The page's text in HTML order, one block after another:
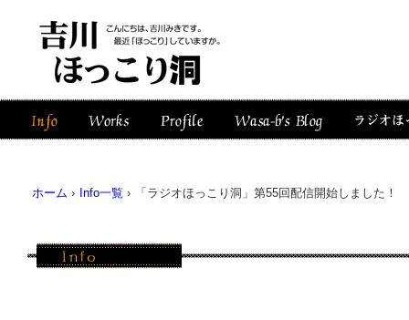
ホーム › Info一覧 › 「ラジオほっこり洞」第55回配信開始しました！